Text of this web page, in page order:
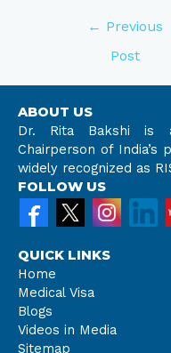
← Previous
Post
ABOUT US
Dr. Rita Bakshi is
Chairperson of India’s
widely recognized as
FOLLOW US
QUICK LINKS
Home
Medical Visa
Blogs
Videos in Media
Sitemap